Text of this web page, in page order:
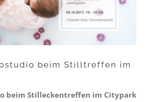
beim Stilltreffen im
beim Stilleckentreffen im Citypark